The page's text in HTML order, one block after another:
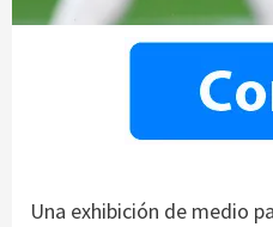
Una exhibición de medio